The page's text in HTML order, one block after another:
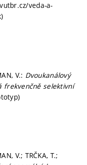
veda-a-
V.: Dvoukanálový
frekvenčně selektivní
V.; TRČKA, T.;